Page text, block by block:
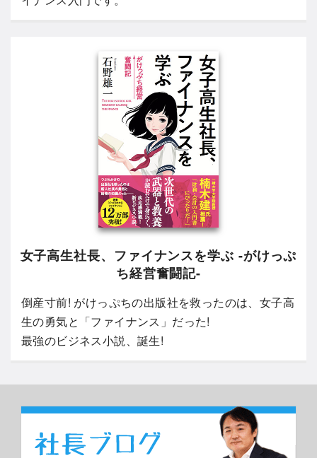
女子高生社長、ファイナンスを学ぶ -がけっぷ
ち経営奮闘記-
倒産寸前! がけっぷちの出版社を救ったのは、女子高
生の勇気と「ファイナンス」だった!
最強のビジネス小説、誕生!